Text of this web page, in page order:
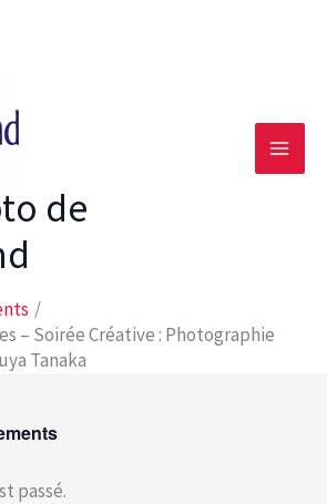
de
– Soirée Créative : Photographie
Tanaka
passé.